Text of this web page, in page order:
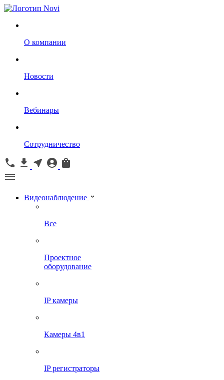
О компании
Новости
Вебинары
Сотрудничество
Видеонаблюдение
Все
Проектное
оборудование
IP камеры
Камеры 4в1
IP регистраторы